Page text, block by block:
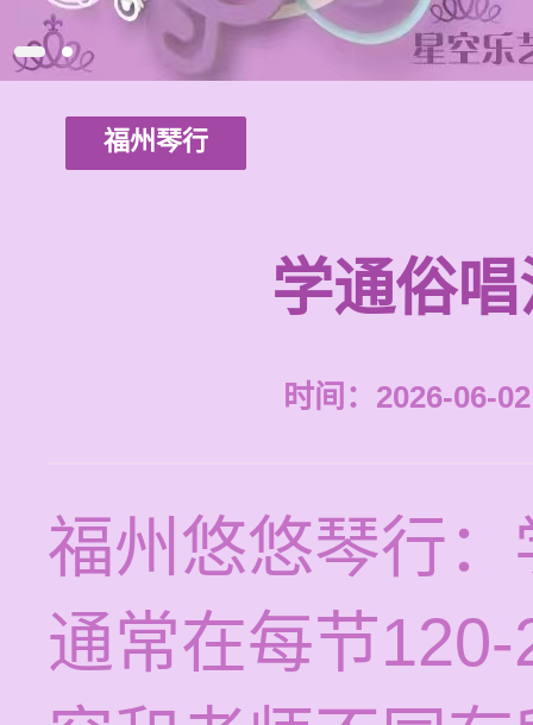
福州琴行
学通俗
时间：2026-06-
福州悠悠琴行
通常在每节